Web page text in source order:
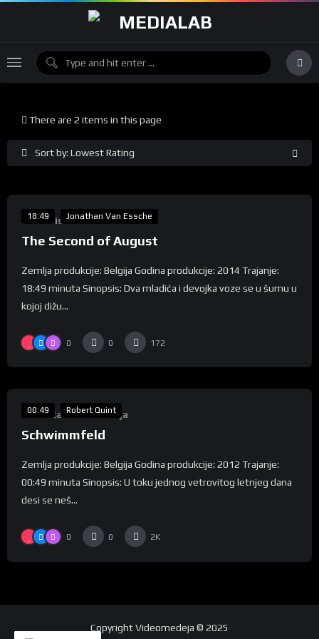
Sort by: Lowest Rating
There are 2 items in this page
18:49 Jonathan Van Essche
0
Lunartis
The Second of August
Zemlja produkcije: Belgija Godina produkcije: 2014 Trajanje:
18:49 minuta Sinopsis: Dva mladića i devojka voze se u šumu u
kojoj dižu...
0 0 172
00:49 Robert Quint
Takmičarska Selekcija
Schwimmfeld
Zemlja produkcije: Belgija Godina produkcije: 2012 Trajanje:
00:49 minuta Sinopsis: U toku jednog vetrovitog letnjeg dana
desi se neš...
0 0 2K
CopyrightVideomedeja © 2025